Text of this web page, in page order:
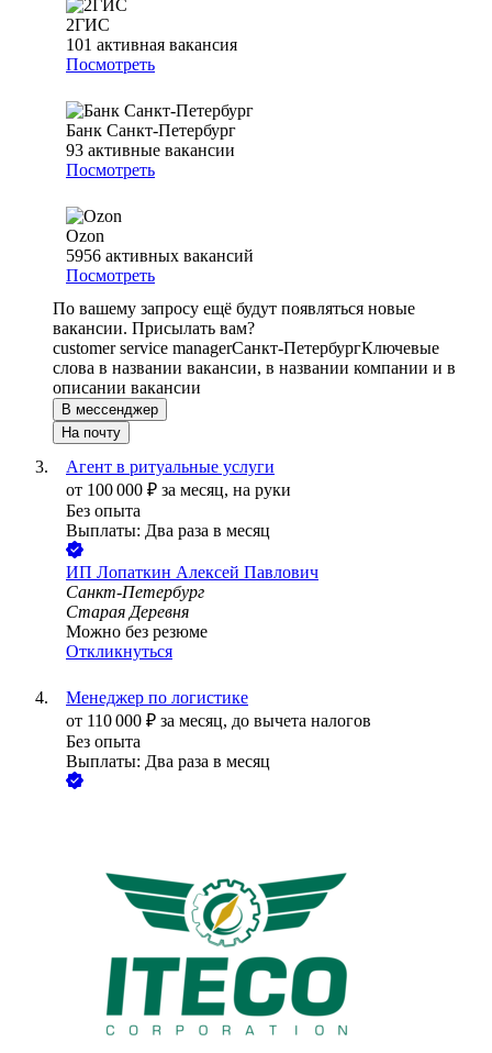
2ГИС
101 активная вакансия
Посмотреть
Банк Санкт-Петербург
93 активные вакансии
Посмотреть
Ozon
5956 активных вакансий
Посмотреть
По вашему запросу ещё будут появляться новые
вакансии. Присылать вам?
customer service managerСанкт-ПетербургКлючевые
слова в названии вакансии, в названии компании и в
описании вакансии
В мессенджер
На почту
Агент в ритуальные услуги
от 100 000 ₽ за месяц, на руки
Без опыта
Выплаты: Два раза в месяц
ИП Лопаткин Алексей Павлович
Санкт-Петербург
Старая Деревня
Можно без резюме
Откликнуться
Менеджер по логистике
от 110 000 ₽ за месяц, до вычета налогов
Без опыта
Выплаты: Два раза в месяц